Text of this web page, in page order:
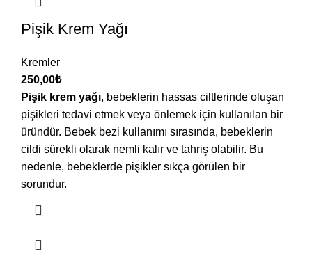
Pişik Krem Yağı
Kremler
250,00₺
Pişik krem yağı, bebeklerin hassas ciltlerinde oluşan
pişikleri tedavi etmek veya önlemek için kullanılan bir
üründür. Bebek bezi kullanımı sırasında, bebeklerin
cildi sürekli olarak nemli kalır ve tahriş olabilir. Bu
nedenle, bebeklerde pişikler sıkça görülen bir
sorundur.